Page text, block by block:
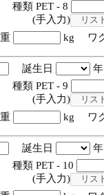
種類 PET - 8
力)
kg ワ
誕生日
種類 PET - 9
力)
kg ワ
誕生日
種類 PET - 10
力)